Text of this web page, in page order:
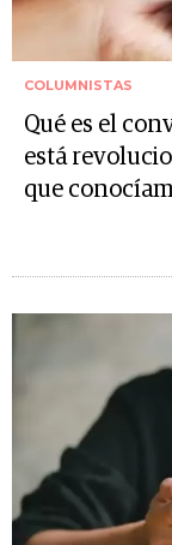
COLUMNISTAS
Qué es el
está
que